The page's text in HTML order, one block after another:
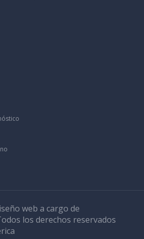
web a cargo de
los derechos reservados